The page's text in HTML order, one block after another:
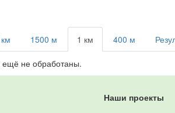
1500 м 1 км 400 м
ещё не обработаны.
Наши проекты